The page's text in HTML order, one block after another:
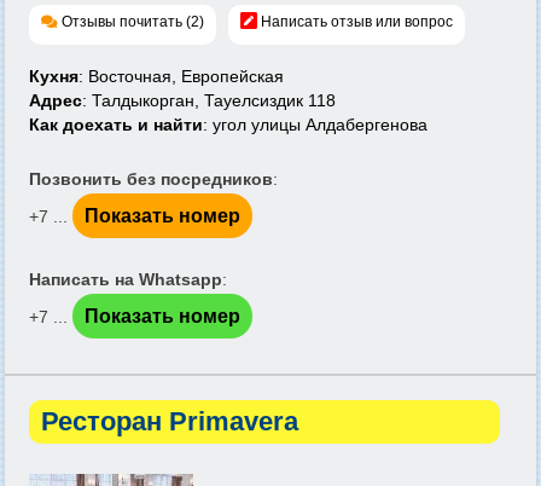
Отзывы почитать (2) Написать отзыв или вопрос
Кухня: Восточная, Европейская
Адрес: Талдыкорган, Тауелсиздик 118
Как доехать и найти: угол улицы Алдабергенова
Позвонить без посредников:
+7 ...
Показать номер
Написать на Whatsapp:
+7 ...
Показать номер
Ресторан Primavera